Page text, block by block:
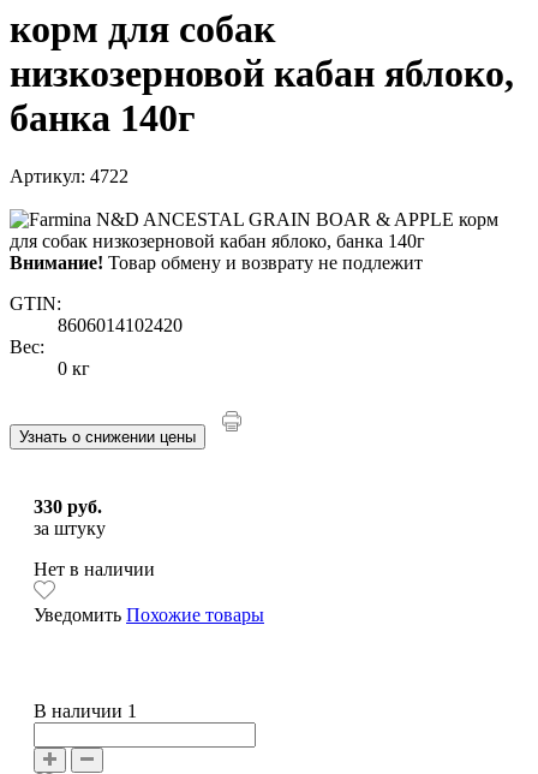
корм для собак
низкозерновой кабан яблоко,
банка 140г
Артикул: 4722
Внимание! Товар обмену и возврату не подлежит
GTIN:
8606014102420
Вес:
0 кг
Узнать о снижении цены
330 руб.
за штуку
Нет в наличии
Уведомить Похожие товары
В наличии 1